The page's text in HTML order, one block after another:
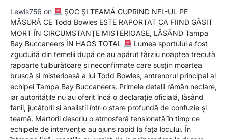
Lewis756 on
ȘOC ȘI TEAMĂ CUPRIND NFL-UL PE
MĂSURĂ CE Todd Bowles ESTE RAPORTAT CA FIIND GĂSIT
MORT ÎN CIRCUMSTANȚE MISTERIOASE, LĂSÂND Tampa
Bay Buccaneers ÎN HAOS TOTAL
Lumea sportului a fost
zguduită din temelii după ce au apărut târziu noaptea trecută
rapoarte tulburătoare și neconfirmate care susțin moartea
bruscă și misterioasă a lui Todd Bowles, antrenorul principal al
echipei Tampa Bay Buccaneers. Primele detalii rămân neclare,
iar autoritățile nu au oferit încă o declarație oficială, lăsând
fanii, jucătorii și analiștii într-o stare profundă de confuzie și
teamă. Martorii descriu o atmosferă tensionată în timp ce
echipele de intervenție au ajuns rapid la fața locului. În